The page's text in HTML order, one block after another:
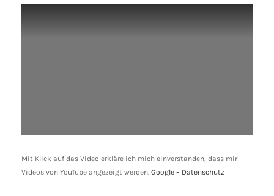
Mit Klick auf das Video erkläre ich mich einverstanden, dass mir
Videos von YouTube angezeigt werden. Google – Datenschutz